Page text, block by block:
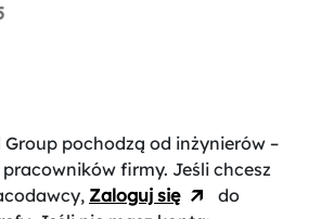
Group pochodzą od inżynierów –
firmy. Jeśli chcesz
Zaloguj się
do